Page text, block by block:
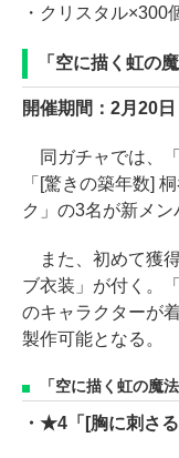
・クリスタル×300
「空に描く虹の
開催期間：2月20
同ガチャでは、「
「[驚きの築年数]
ク」の3名が新メン
また、初めて獲
ブ衣装」が付く。
のキャラクターが
製作可能となる。
「空に描く虹の魔
・★4「[胸に刺さ